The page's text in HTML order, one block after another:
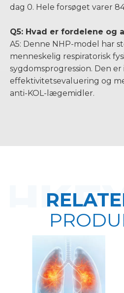
dag 0. Hele forsøget varer
Q5: Hvad er fordelene og
A5: Denne NHP-model har
menneskelig respiratorisk
sygdomsprogression. Den er
effektivitetsevaluering og
anti-KOL-lægemidler.